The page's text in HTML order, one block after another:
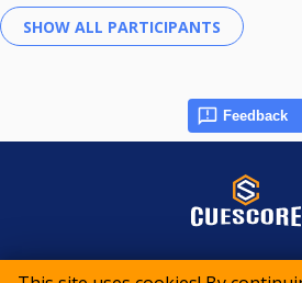
Feedback
© 2015-2026 CueScore